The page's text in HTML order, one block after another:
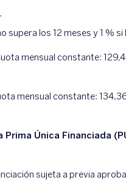
los 12 meses y 1 % si
mensual constante:
mensual constante:
Única Financiada
sujeta a previa